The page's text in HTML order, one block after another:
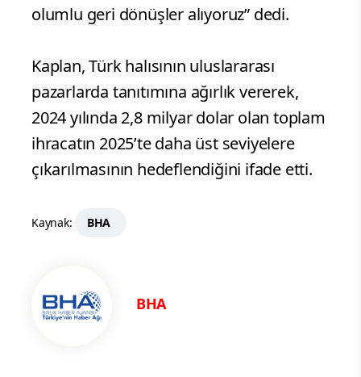
olumlu geri dönüşler alıyoruz” dedi.
Kaplan, Türk halısının uluslararası
pazarlarda tanıtımına ağırlık vererek,
2024 yılında 2,8 milyar dolar olan toplam
ihracatın 2025’te daha üst seviyelere
çıkarılmasının hedeflendiğini ifade etti.
Kaynak: BHA
BHA